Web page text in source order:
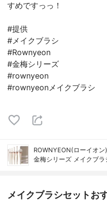
すめですっっ！
#提供
#メイクブラシ
#Rownyeon
#金梅シリーズ
#rownyeon
#rownyeonメイクブラシ
ROWNYEON(ローイオン)
金梅シリーズ メイクブラ
メイクブラシセットお